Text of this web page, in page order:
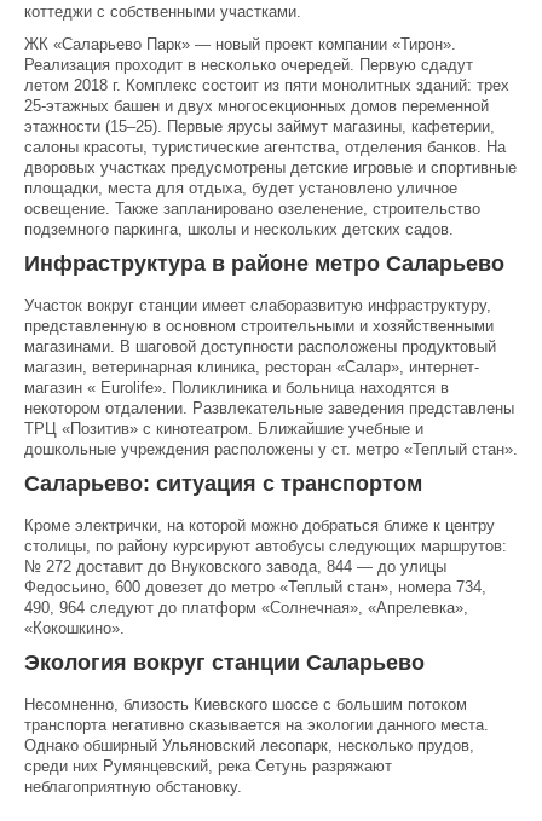
коттеджи с собственными участками.
ЖК «Саларьево Парк» — новый проект компании «Тирон».
Реализация проходит в несколько очередей. Первую сдадут
летом 2018 г. Комплекс состоит из пяти монолитных зданий: трех
25-этажных башен и двух многосекционных домов переменной
этажности (15–25). Первые ярусы займут магазины, кафетерии,
салоны красоты, туристические агентства, отделения банков. На
дворовых участках предусмотрены детские игровые и спортивные
площадки, места для отдыха, будет установлено уличное
освещение. Также запланировано озеленение, строительство
подземного паркинга, школы и нескольких детских садов.
Инфраструктура в районе метро Саларьево
Участок вокруг станции имеет слаборазвитую инфраструктуру,
представленную в основном строительными и хозяйственными
магазинами. В шаговой доступности расположены продуктовый
магазин, ветеринарная клиника, ресторан «Салар», интернет-
магазин « Eurolife». Поликлиника и больница находятся в
некотором отдалении. Развлекательные заведения представлены
ТРЦ «Позитив» с кинотеатром. Ближайшие учебные и
дошкольные учреждения расположены у ст. метро «Теплый стан».
Саларьево: ситуация с транспортом
Кроме электрички, на которой можно добраться ближе к центру
столицы, по району курсируют автобусы следующих маршрутов:
№ 272 доставит до Внуковского завода, 844 — до улицы
Федосьино, 600 довезет до метро «Теплый стан», номера 734,
490, 964 следуют до платформ «Солнечная», «Апрелевка»,
«Кокошкино».
Экология вокруг станции Саларьево
Несомненно, близость Киевского шоссе с большим потоком
транспорта негативно сказывается на экологии данного места.
Однако обширный Ульяновский лесопарк, несколько прудов,
среди них Румянцевский, река Сетунь разряжают
неблагоприятную обстановку.